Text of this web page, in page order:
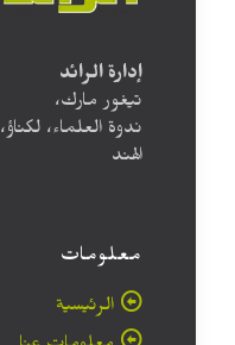
إدارة الرائد
تيغور مارك،
ندوة العلماء، لكناؤ، ۲۲٦۰۰۷
الهند
معلومات
الرئيسية